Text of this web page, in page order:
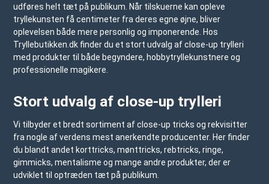
udføres helt tæt på publikum. Når tilskuerne kan opleve
tryllekunsten få centimeter fra deres egne øjne, bliver
oplevelsen både mere personlig og imponerende. Hos
Tryllebutikken.dk finder du et stort udvalg af close-up trylleri
med produkter til både begyndere, hobbytryllekunstnere og
professionelle magikere.
Stort udvalg af close-up trylleri
Vi tilbyder et bredt sortiment af close-up tricks og rekvisitter
fra nogle af verdens mest anerkendte producenter. Her finder
du blandt andet korttricks, mønttricks, rebtricks, ringe,
gimmicks, mentalisme og mange andre produkter, der er
udviklet til optræden tæt på publikum.